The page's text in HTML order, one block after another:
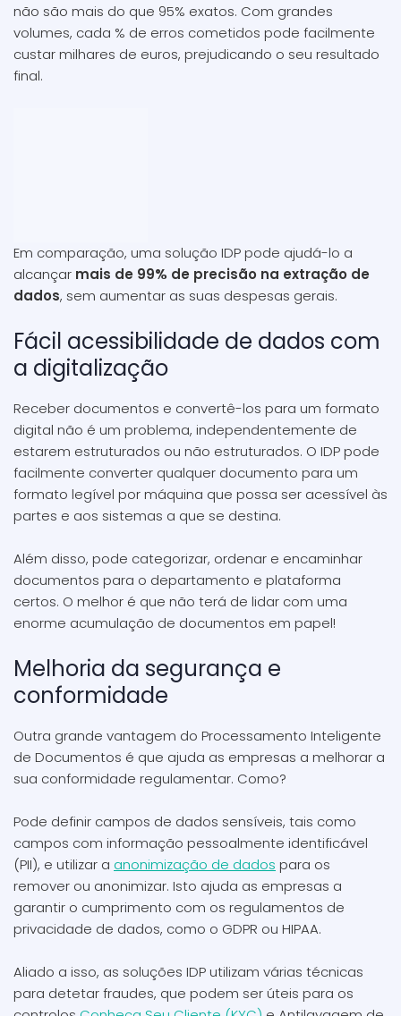
não são mais do que 95% exatos. Com grandes
volumes, cada % de erros cometidos pode facilmente
custar milhares de euros, prejudicando o seu resultado
final.
Em comparação, uma solução IDP pode ajudá-lo a
alcançar mais de 99% de precisão na extração de
dados, sem aumentar as suas despesas gerais.
Fácil acessibilidade de dados com
a digitalização
Receber documentos e convertê-los para um formato
digital não é um problema, independentemente de
estarem estruturados ou não estruturados. O IDP pode
facilmente converter qualquer documento para um
formato legível por máquina que possa ser acessível às
partes e aos sistemas a que se destina.
Além disso, pode categorizar, ordenar e encaminhar
documentos para o departamento e plataforma
certos. O melhor é que não terá de lidar com uma
enorme acumulação de documentos em papel!
Melhoria da segurança e
conformidade
Outra grande vantagem do Processamento Inteligente
de Documentos é que ajuda as empresas a melhorar a
sua conformidade regulamentar. Como?
Pode definir campos de dados sensíveis, tais como
campos com informação pessoalmente identificável
(PII), e utilizar a anonimização de dados para os
remover ou anonimizar. Isto ajuda as empresas a
garantir o cumprimento com os regulamentos de
privacidade de dados, como o GDPR ou HIPAA.
Aliado a isso, as soluções IDP utilizam várias técnicas
para detetar fraudes, que podem ser úteis para os